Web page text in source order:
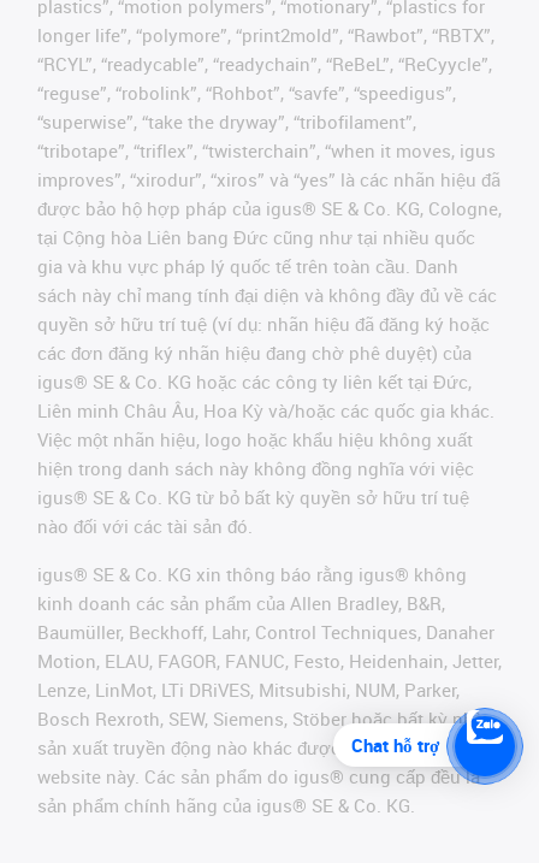
plastics”, “motion polymers”, “motionary”, “plastics for
longer life”, “polymore”, “print2mold”, “Rawbot”, “RBTX”,
“RCYL”, “readycable”, “readychain”, “ReBeL”, “ReCyycle”,
“reguse”, “robolink”, “Rohbot”, “savfe”, “speedigus”,
“superwise”, “take the dryway”, “tribofilament”,
“tribotape”, “triflex”, “twisterchain”, “when it moves, igus
improves”, “xirodur”, “xiros” và “yes” là các nhãn hiệu đã
được bảo hộ hợp pháp của igus® SE & Co. KG, Cologne,
tại Cộng hòa Liên bang Đức cũng như tại nhiều quốc
gia và khu vực pháp lý quốc tế trên toàn cầu. Danh
sách này chỉ mang tính đại diện và không đầy đủ về các
quyền sở hữu trí tuệ (ví dụ: nhãn hiệu đã đăng ký hoặc
các đơn đăng ký nhãn hiệu đang chờ phê duyệt) của
igus® SE & Co. KG hoặc các công ty liên kết tại Đức,
Liên minh Châu Âu, Hoa Kỳ và/hoặc các quốc gia khác.
Việc một nhãn hiệu, logo hoặc khẩu hiệu không xuất
hiện trong danh sách này không đồng nghĩa với việc
igus® SE & Co. KG từ bỏ bất kỳ quyền sở hữu trí tuệ
nào đối với các tài sản đó.
igus® SE & Co. KG xin thông báo rằng igus® không
kinh doanh các sản phẩm của Allen Bradley, B&R,
Baumüller, Beckhoff, Lahr, Control Techniques, Danaher
Motion, ELAU, FAGOR, FANUC, Festo, Heidenhain, Jetter,
Lenze, LinMot, LTi DRiVES, Mitsubishi, NUM, Parker,
Bosch Rexroth, SEW, Siemens, Stöber hoặc bất kỳ nhà
sản xuất truyền động nào khác được đề cập trên
website này. Các sản phẩm do igus® cung cấp đều là
sản phẩm chính hãng của igus® SE & Co. KG.
Chat hỗ trợ